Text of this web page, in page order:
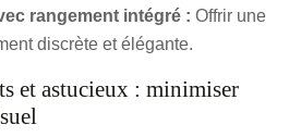
rangement intégré : Offrir une
discrète et élégante.
et astucieux : minimiser